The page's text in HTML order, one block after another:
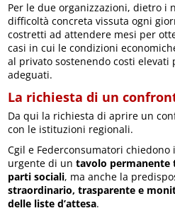
Per le due organizzazioni, dietro i
difficoltà concreta vissuta ogni
costretti ad attendere mesi per
casi in cui le condizioni
al privato sostenendo costi
adeguati.
La richiesta di un
Da qui la richiesta di aprire un
con le istituzioni regionali.
Cgil e Federconsumatori
urgente di untavolo permanente
parti sociali, ma anche la
straordinario, trasparente e
delle liste d’attesa.